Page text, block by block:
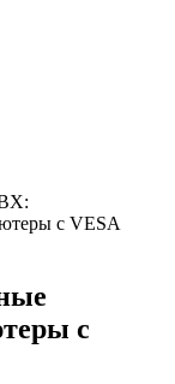
с VESA
с